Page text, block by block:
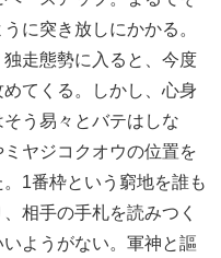
に突き放しにかかる。
走態勢に入ると、今度
てくる。しかし、心身
う易々とバテはしな
ヤジコクオウの位置を
1番枠という窮地を誰も
相手の手札を読みつく
ようがない。軍神と謳